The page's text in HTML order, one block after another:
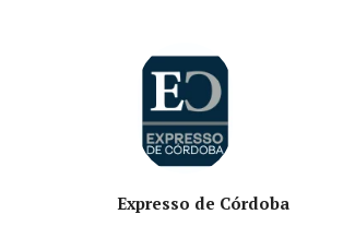
Expresso de Córdoba